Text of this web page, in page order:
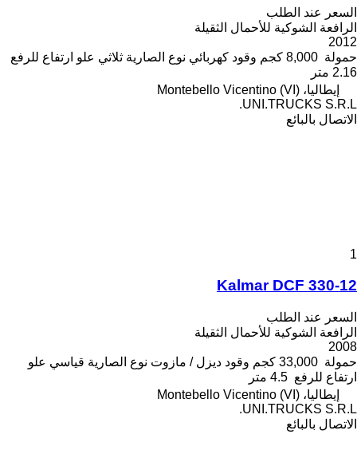
السعر عند الطلب
الرافعة الشوكية للأحمال الثقيلة
2012
حمولة 8,000 كجم وقود كهربائي نوع الصارية ثلاثي علو ارتفاع للرفع
2.16 متر
إيطاليا، Montebello Vicentino (VI)
UNI.TRUCKS S.R.L.
الاتصال بالبائع
1
Kalmar DCF 330-12
السعر عند الطلب
الرافعة الشوكية للأحمال الثقيلة
2008
حمولة 33,000 كجم وقود ديزل / مازوت نوع الصارية قياسي علو
ارتفاع للرفع 4.5 متر
إيطاليا، Montebello Vicentino (VI)
UNI.TRUCKS S.R.L.
الاتصال بالبائع